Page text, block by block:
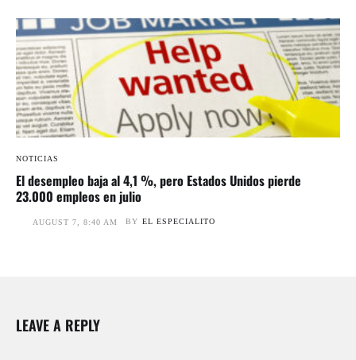
NOTICIAS
El desempleo baja al 4,1 %, pero Estados Unidos pierde
23.000 empleos en julio
AUGUST 7, 8:40 AM BY EL ESPECIALITO
LEAVE A REPLY